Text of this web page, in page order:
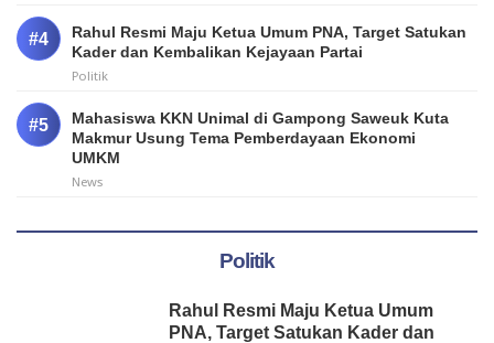
Rahul Resmi Maju Ketua Umum PNA, Target Satukan
Kader dan Kembalikan Kejayaan Partai
Politik
Mahasiswa KKN Unimal di Gampong Saweuk Kuta
Makmur Usung Tema Pemberdayaan Ekonomi
UMKM
News
Politik
Rahul Resmi Maju Ketua Umum
PNA, Target Satukan Kader dan